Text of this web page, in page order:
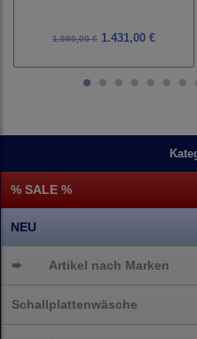
% SALE %
NEU
➨ Artikel nach Marken
Schallplattenwäsche
1.590,00 € 1.431,00 €